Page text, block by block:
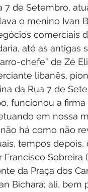
7 de Setembro,
o menino Ivan
comerciais
até as antigas
chefe” de Zé
libanês,
da Rua 7 de
funcionou a firma
há como não
tempos
Francisco
da Praça dos
Bichara; ali, bem